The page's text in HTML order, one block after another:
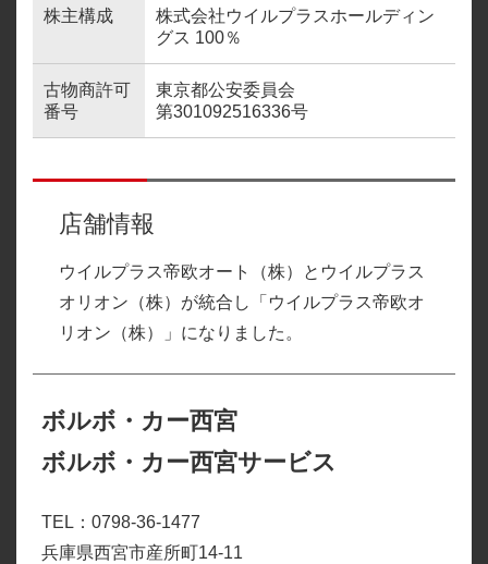
株主構成
株式会社ウイルプラスホールディン
グス 100％
古物商許可
番号
東京都公安委員会
第301092516336号
店舗情報
ウイルプラス帝欧オート（株）とウイルプラス
オリオン（株）が統合し「ウイルプラス帝欧オ
リオン（株）」になりました。
ボルボ・カー西宮
ボルボ・カー西宮サービス
TEL：0798-36-1477
兵庫県西宮市産所町14-11